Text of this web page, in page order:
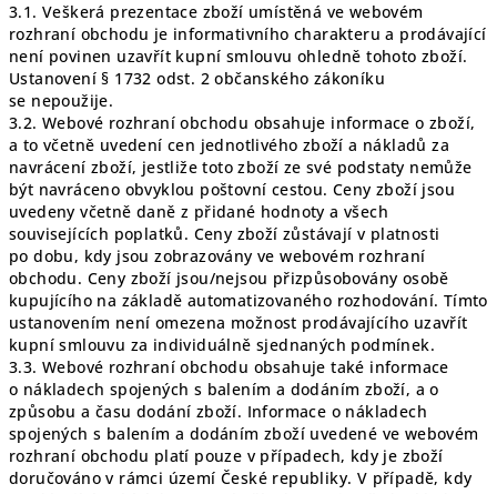
3.1. Veškerá prezentace zboží umístěná ve webovém
rozhraní obchodu je informativního charakteru a prodávající
není povinen uzavřít kupní smlouvu ohledně tohoto zboží.
Ustanovení § 1732 odst. 2 občanského zákoníku
se nepoužije.
3.2. Webové rozhraní obchodu obsahuje informace o zboží,
a to včetně uvedení cen jednotlivého zboží a nákladů za
navrácení zboží, jestliže toto zboží ze své podstaty nemůže
být navráceno obvyklou poštovní cestou. Ceny zboží jsou
uvedeny včetně daně z přidané hodnoty a všech
souvisejících poplatků. Ceny zboží zůstávají v platnosti
po dobu, kdy jsou zobrazovány ve webovém rozhraní
obchodu. Ceny zboží jsou/nejsou přizpůsobovány osobě
kupujícího na základě automatizovaného rozhodování. Tímto
ustanovením není omezena možnost prodávajícího uzavřít
kupní smlouvu za individuálně sjednaných podmínek.
3.3. Webové rozhraní obchodu obsahuje také informace
o nákladech spojených s balením a dodáním zboží, a o
způsobu a času dodání zboží. Informace o nákladech
spojených s balením a dodáním zboží uvedené ve webovém
rozhraní obchodu platí pouze v případech, kdy je zboží
doručováno v rámci území České republiky. V případě, kdy